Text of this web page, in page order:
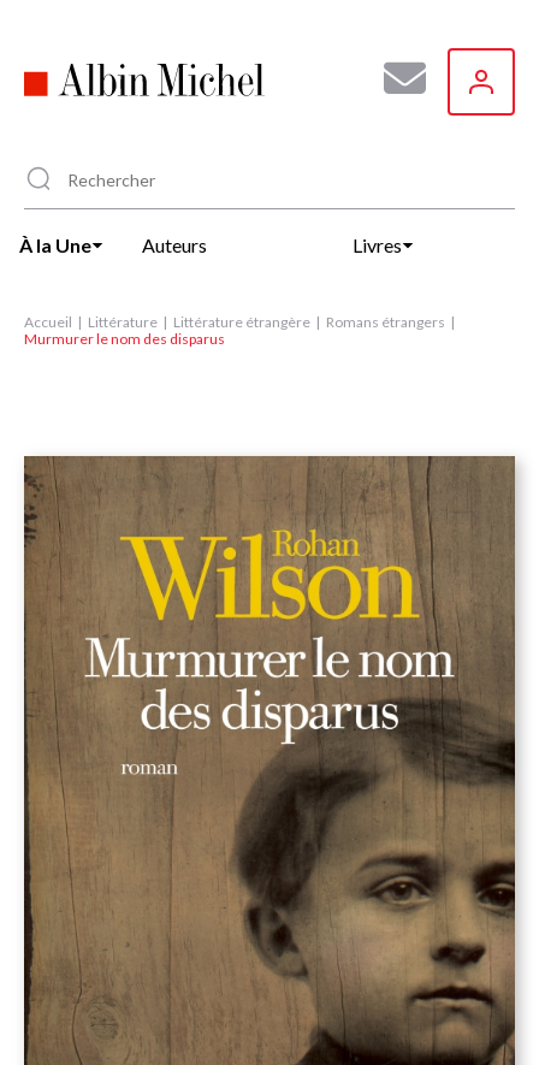
principal
À la Une Auteurs Livres
Accueil Littérature Littérature étrangère
Romans étrangers
Murmurer le nom des disparus